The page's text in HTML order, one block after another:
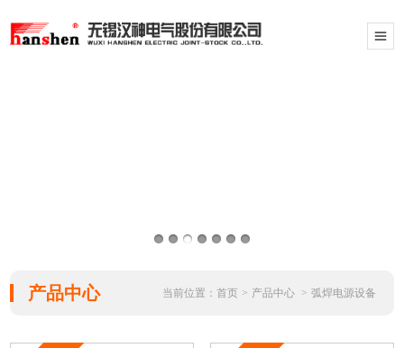
产品中心 当前位置： 首页 > 产品中心 > 弧焊电源设备